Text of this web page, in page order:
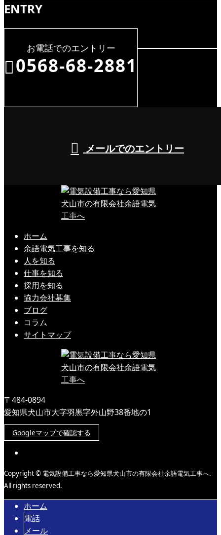
ENTRY
お電話でのエントリー
0568-68-2881
メールでのエントリー
ホーム
余語電気工事を知る
人を知る
仕事を知る
採用を知る
協力会社募集
ブログ
コラム
サイトマップ
〒484-0894
愛知県犬山市大字羽黒字外山野38番地の1
Googleマップで確認する
Copyright © 電気設備工事なら愛知県犬山市の有限会社余語電気工事へ.
All rights reserved.
ホーム
電話
メール